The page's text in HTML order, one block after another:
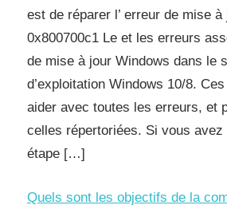
est de réparer l’ erreur de mise
0x800700c1 Le et les erreurs
de mise à jour Windows dans le
d’exploitation Windows 10/8.
aider avec toutes les erreurs, et
celles répertoriées. Si vous
étape […]
Quels sont les objectifs de la